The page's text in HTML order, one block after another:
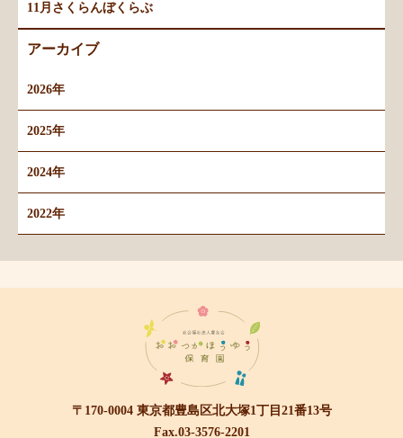
11月さくらんぼくらぶ
アーカイブ
2026年
2025年
2024年
2022年
〒170-0004 東京都豊島区北大塚1丁目21番13号
Fax.03-3576-2201